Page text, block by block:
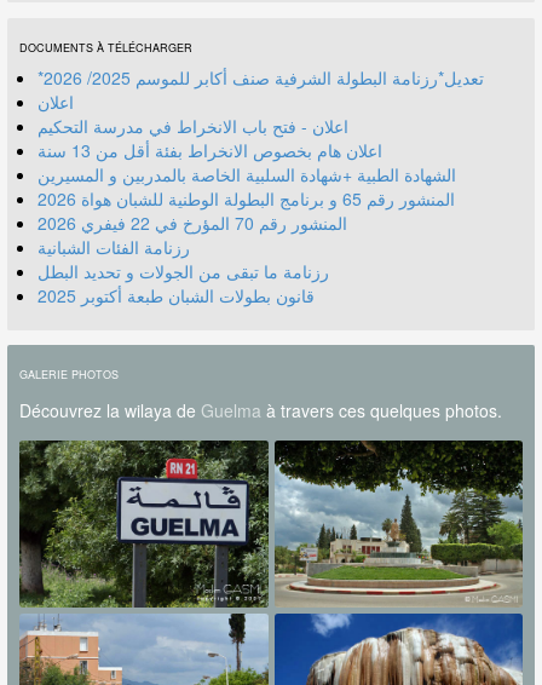
DOCUMENTS À TÉLÉCHARGER
*تعديل*رزنامة البطولة الشرفية صنف أكابر للموسم 2025/ 2026
اعلان
اعلان - فتح باب الانخراط في مدرسة التحكيم
اعلان هام بخصوص الانخراط بفئة أقل من 13 سنة
الشهادة الطبية +شهادة السلبية الخاصة بالمدربين و المسيرين
المنشور رقم 70 المؤرخ في 22 فيفري 2026
رزنامة الفئات الشبانية
رزنامة ما تبقى من الجولات و تحديد البطل
قانون بطولات الشبان طبعة أكتوبر 2025
GALERIE PHOTOS
Découvrez la wilaya de Guelmaà travers ces quelques photos.